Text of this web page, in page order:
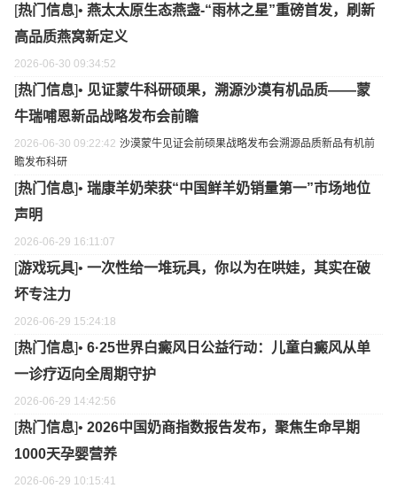
[热门信息]• 燕太太原生态燕盏-“雨林之星”重磅首发，刷新
高品质燕窝新定义
2026-06-30 09:34:52
[热门信息]• 见证蒙牛科研硕果，溯源沙漠有机品质——蒙
牛瑞哺恩新品战略发布会前瞻
2026-06-30 09:22:42 沙漠蒙牛见证会前硕果战略发布会溯源品质新品有机前
瞻发布科研
[热门信息]• 瑞康羊奶荣获“中国鲜羊奶销量第一”市场地位
声明
2026-06-29 16:11:07
[游戏玩具]• 一次性给一堆玩具，你以为在哄娃，其实在破
坏专注力
2026-06-29 15:24:18
[热门信息]• 6·25世界白癜风日公益行动：儿童白癜风从单
一诊疗迈向全周期守护
2026-06-29 14:42:56
[热门信息]• 2026中国奶商指数报告发布，聚焦生命早期
1000天孕婴营养
2026-06-29 10:15:41